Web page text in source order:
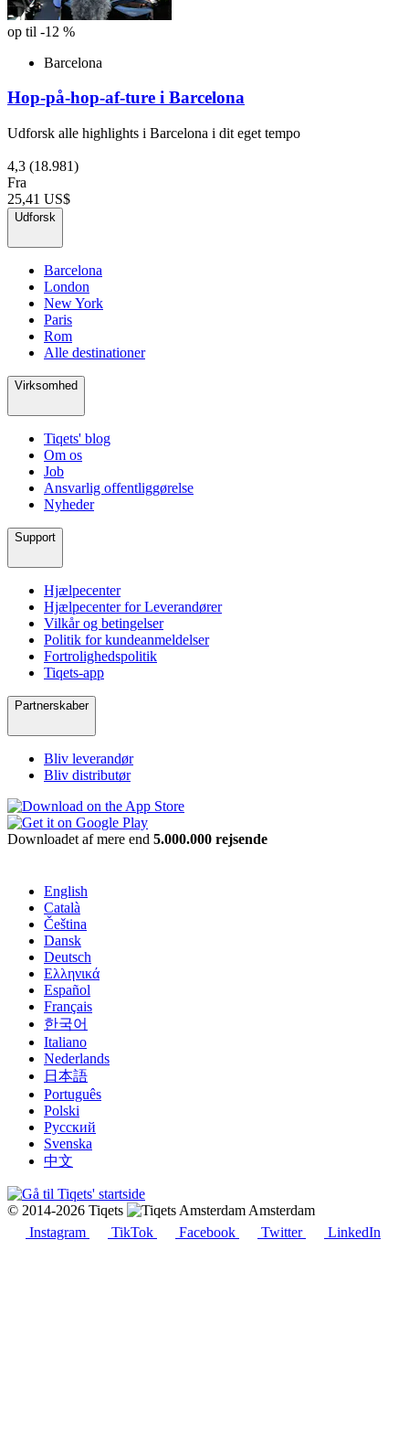
op til -12 %
Barcelona
Hop-på-hop-af-ture i Barcelona
Udforsk alle highlights i Barcelona i dit eget tempo
4,3 (18.981)
Fra
25,41 US$
Udforsk
Barcelona
London
New York
Paris
Rom
Alle destinationer
Virksomhed
Tiqets' blog
Om os
Job
Ansvarlig offentliggørelse
Nyheder
Support
Hjælpecenter
Hjælpecenter for Leverandører
Vilkår og betingelser
Politik for kundeanmeldelser
Fortrolighedspolitik
Tiqets-app
Partnerskaber
Bliv leverandør
Bliv distributør
Downloadet af mere end 5.000.000 rejsende
English
Català
Čeština
Dansk
Deutsch
Ελληνικά
Español
Français
한국어
Italiano
Nederlands
日本語
Português
Polski
Русский
Svenska
中文
© 2014-2026 Tiqets
Amsterdam
Instagram
TikTok Facebook Twitter LinkedIn